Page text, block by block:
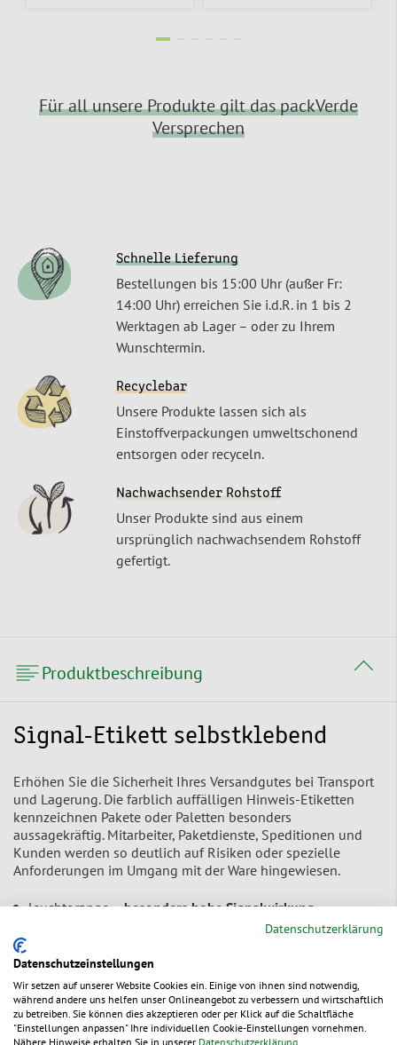
Für all unsere Produkte gilt das packVerde
Versprechen
Schnelle Lieferung
Bestellungen bis 15:00 Uhr (außer Fr:
14:00 Uhr) erreichen Sie i.d.R. in 1 bis 2
Werktagen ab Lager – oder zu Ihrem
Wunschtermin.
Recyclebar
Unsere Produkte lassen sich als
Einstoffverpackungen umweltschonend
entsorgen oder recyceln.
Nachwachsender Rohstoff
Unser Produkte sind aus einem
ursprünglich nachwachsendem Rohstoff
gefertigt.
Produktbeschreibung
Signal-Etikett selbstklebend
Erhöhen Sie die Sicherheit Ihres Versandgutes bei Transport
und Lagerung. Die farblich auffälligen Hinweis-Etiketten
kennzeichnen Pakete oder Paletten besonders
aussagekräftig. Mitarbeiter, Paketdienste, Speditionen und
Kunden werden so deutlich auf Risiken oder spezielle
Anforderungen im Umgang mit der Ware hingewiesen.
leuchtorange –besonders hohe Signalwirkung
– mehrsprachig, teilweise
sprachneutrale Abbildungen
permanent selbstklebend
einzeln und leicht vom Trägerpapier abziehbar
2
Datenschutzerklärung
Datenschutzeinstellungen
Wir setzen auf unserer Website Cookies ein. Einige von ihnen sind notwendig,
während andere uns helfen unser Onlineangebot zu verbessern und wirtschaftlich
zu betreiben. Sie können dies akzeptieren oder per Klick auf die Schaltfläche
"Einstellungen anpassen" Ihre individuellen Cookie-Einstellungen vornehmen.
Nähere Hinweise erhalten Sie in unserer Datenschutzerklärung